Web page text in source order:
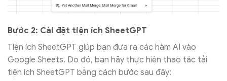
Bước 2: Cài đặt tiện ích SheetGPT
Tiện ích SheetGPT giúp bạn đưa ra các hàm AI vào
Google Sheets. Do đó, bạn hãy thực hiện thao tác tải
tiện ích SheetGPT bằng cách bước sau đây: